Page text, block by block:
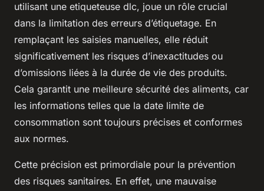
utilisant une etiqueteuse dlc, joue un rôle crucial
dans la limitation des erreurs d’étiquetage. En
remplaçant les saisies manuelles, elle réduit
significativement les risques d’inexactitudes ou
d’omissions liées à la durée de vie des produits.
Cela garantit une meilleure sécurité des aliments, car
les informations telles que la date limite de
consommation sont toujours précises et conformes
aux normes.
Cette précision est primordiale pour la prévention
des risques sanitaires. En effet, une mauvaise